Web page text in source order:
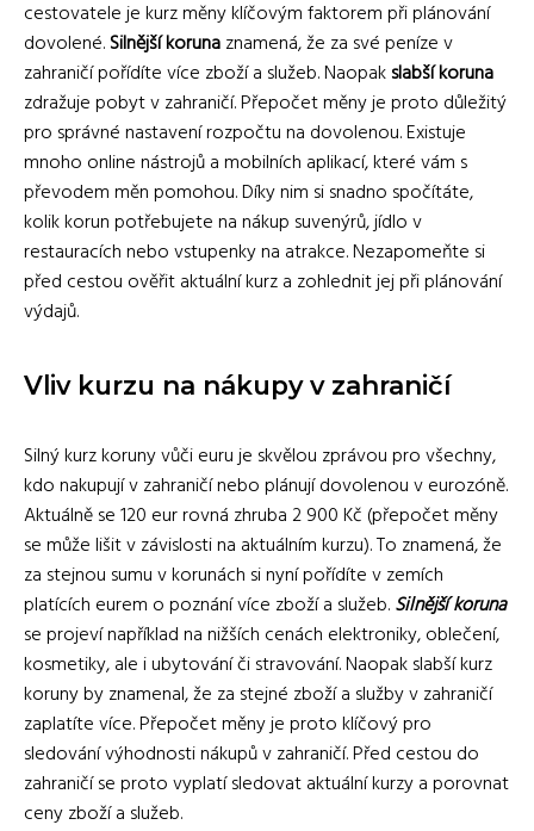
cestovatele je kurz měny klíčovým faktorem při plánování
dovolené.Silnější korunaznamená, že za své peníze v
zahraničí pořídíte více zboží a služeb. Naopakslabší koruna
zdražuje pobyt v zahraničí. Přepočet měny je proto důležitý
pro správné nastavení rozpočtu na dovolenou. Existuje
mnoho online nástrojů a mobilních aplikací, které vám s
převodem měn pomohou. Díky nim si snadno spočítáte,
kolik korun potřebujete na nákup suvenýrů, jídlo v
restauracích nebo vstupenky na atrakce. Nezapomeňte si
před cestou ověřit aktuální kurz a zohlednit jej při plánování
výdajů.
Vliv kurzu na nákupy v zahraničí
Silný kurz koruny vůči euru je skvělou zprávou pro všechny,
kdo nakupují v zahraničí nebo plánují dovolenou v eurozóně.
Aktuálně se 120 eur rovná zhruba 2 900 Kč (přepočet měny
se může lišit v závislosti na aktuálním kurzu). To znamená, že
za stejnou sumu v korunách si nyní pořídíte v zemích
platících eurem o poznání více zboží a služeb.Silnější koruna
se projeví například na nižších cenách elektroniky, oblečení,
kosmetiky, ale i ubytování či stravování. Naopak slabší kurz
koruny by znamenal, že za stejné zboží a služby v zahraničí
zaplatíte více. Přepočet měny je proto klíčový pro
sledování výhodnosti nákupů v zahraničí. Před cestou do
zahraničí se proto vyplatí sledovat aktuální kurzy a porovnat
ceny zboží a služeb.